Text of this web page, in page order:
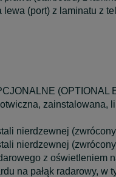
lewa (port) z laminatu z
(OPTIONAL
zainstalowana,
nierdzewnej
nierdzewnej
z oświetleniem
na pałąk radarowy, w